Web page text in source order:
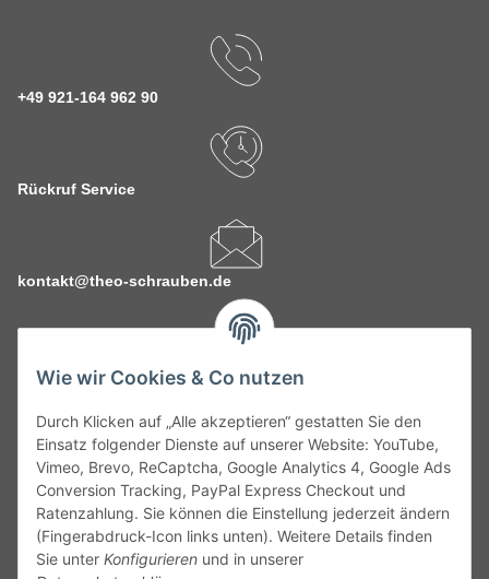
Wie wir Cookies & Co nutzen
Durch Klicken auf „Alle akzeptieren“ gestatten Sie den
Einsatz folgender Dienste auf unserer Website: YouTube,
Vimeo, Brevo, ReCaptcha, Google Analytics 4, Google Ads
Conversion Tracking, PayPal Express Checkout und
Ratenzahlung. Sie können die Einstellung jederzeit ändern
(Fingerabdruck-Icon links unten). Weitere Details finden
Sie unter Konfigurieren und in unserer
+49 921-164 962 90
Rückruf Service
kontakt@theo-schrauben.de
Service
Gesetzliche Informationen
Alle technischen Angaben ohne Gewähr. Irrtümer und fehlerhafte